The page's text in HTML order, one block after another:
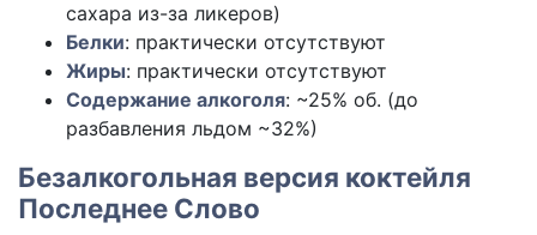
сахара из-за ликеров)
Белки: практически отсутствуют
Жиры: практически отсутствуют
Содержание алкоголя: ~25% об. (до
разбавления льдом ~32%)
Безалкогольная версия коктейля
Последнее Слово